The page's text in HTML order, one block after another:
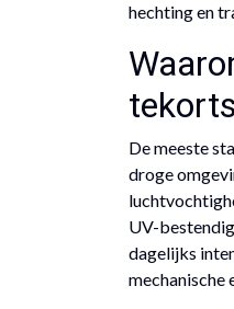
hechting en
De meeste
droge
UV-
dagelijks
mechanische